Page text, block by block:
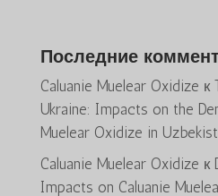
Последние
Caluanie Muelear Oxidize к
Ukraine: Impacts on the
Muelear Oxidize in
Caluanie Muelear Oxidize к
Impacts on Caluanie